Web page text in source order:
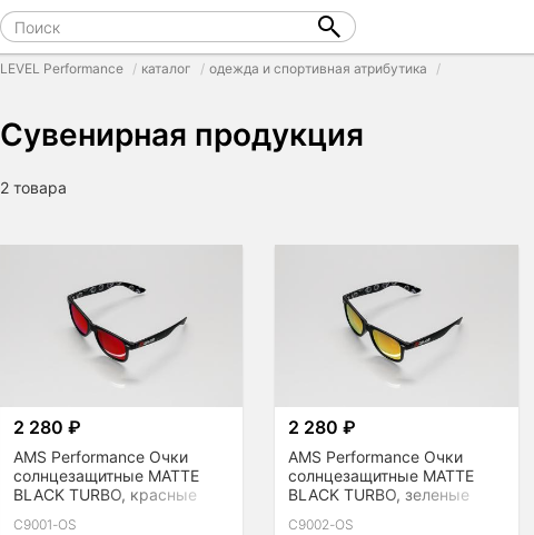
LEVEL Performance каталог одежда и спортивная атрибутика
Сувенирная продукция
2 товара
2 280 ₽
AMS Performance Очки
солнцезащитные MATTE
BLACK TURBO, красные
C9001-OS
2 280 ₽
AMS Performance Очки
солнцезащитные MATTE
BLACK TURBO, зеленые
C9002-OS